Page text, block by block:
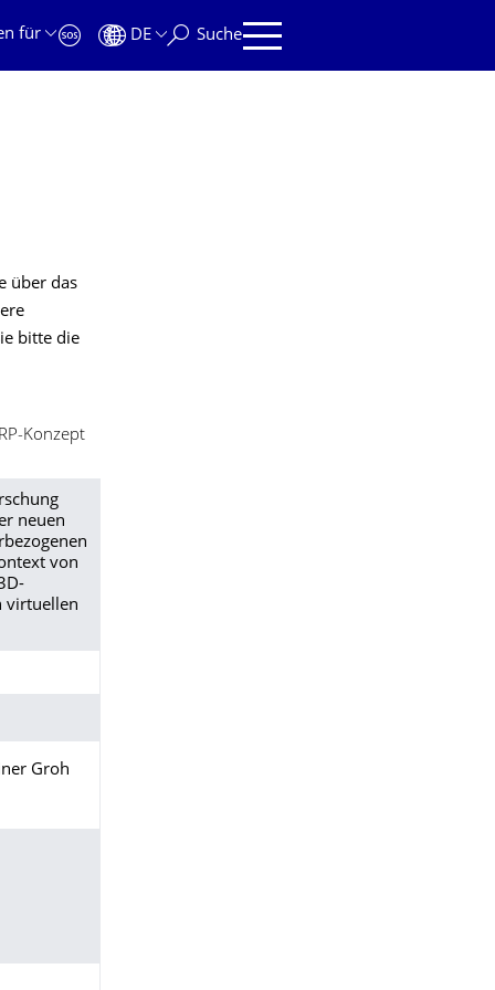
für
DE Suche
über das
bitte die
Konzept
neuen
von
virtuellen
Groh